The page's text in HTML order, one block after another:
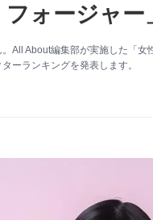
ォージャー
All About編集部が実施した「
ーランキングを発表します。